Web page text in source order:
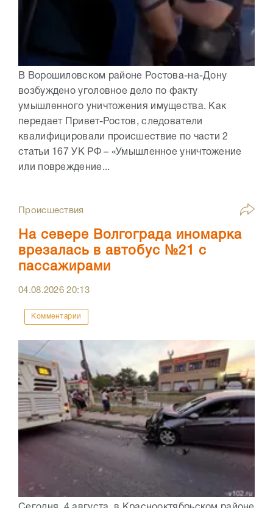
В Ворошиловском районе Ростова-на-Дону
возбуждено уголовное дело по факту
умышленного уничтожения имущества. Как
передает Привет-Ростов, следователи
квалифицировали происшествие по части 2
статьи 167 УК РФ – «Умышленное уничтожение
или повреждение...
Происшествия
На севере Волгограда иномарка
врезалась в автобус №21 с
пассажирами
04.08.202620:13
Комментарии